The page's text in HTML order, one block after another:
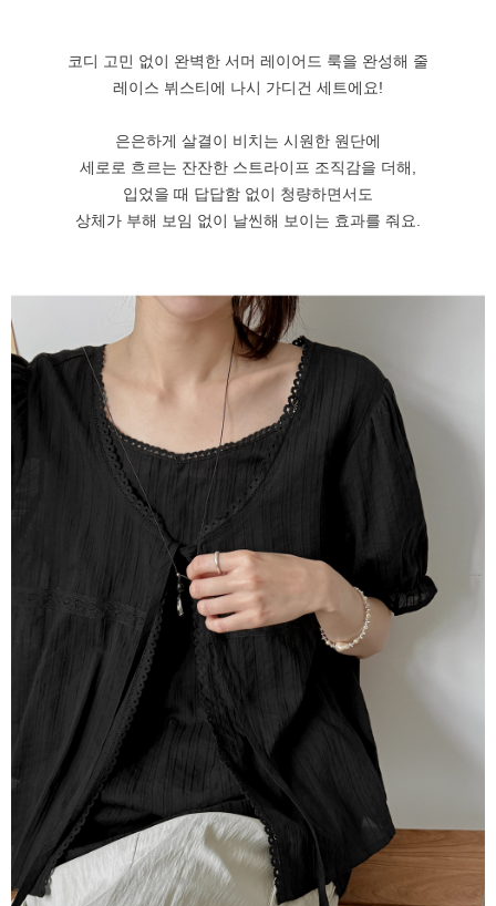
코디 고민 없이 완벽한 서머 레이어드 룩을 완성해 줄
레이스 뷔스티에 나시 가디건 세트에요!
은은하게 살결이 비치는 시원한 원단에
세로로 흐르는 잔잔한 스트라이프 조직감을 더해,
입었을 때 답답함 없이 청량하면서도
상체가 부해 보임 없이 날씬해 보이는 효과를 줘요.